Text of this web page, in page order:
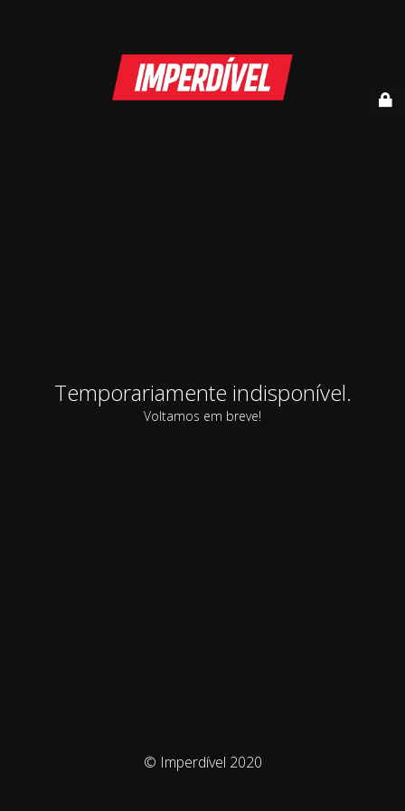
Temporariamente indisponível.
Voltamos em breve!
© Imperdível 2020